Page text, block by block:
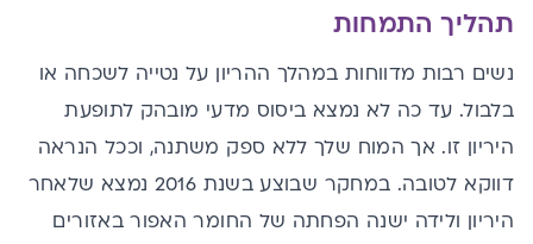
תהליך התמחות
נשים רבות מדווחות במהלך ההריון על נטייה לשכחה או
בלבול. עד כה לא נמצא ביסוס מדעי מובהק לתופעת
היריון זו. אך המוח שלך ללא ספק משתנה, וככל הנראה
דווקא לטובה. במחקר שבוצע בשנת 2016 נמצא שלאחר
היריון ולידה ישנה הפחתה של החומר האפור באזורים